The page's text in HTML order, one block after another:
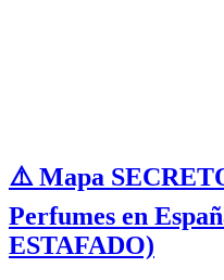
⚠️ Mapa
Perfumes en
ESTAFADO)